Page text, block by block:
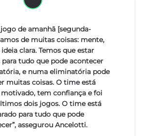
jogo de amanhã [segunda-
de muitas coisas: mente,
clara. Temos que estar
para tudo que pode acontecer
e numa eliminatória pode
muitas coisas. O time está
motivado, tem confiança e foi
dois jogos. O time está
para tudo que pode
assegurou Ancelotti.